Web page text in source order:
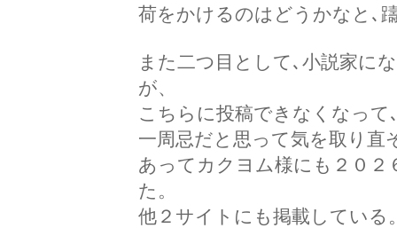
荷をかけるのはどうかなと､
また二つ目として､小説家に
が、
こちらに投稿できなくなっ
一周忌だと思って気を取り直
あってカクヨム様にも２０２
た。
他２サイトにも掲載してい